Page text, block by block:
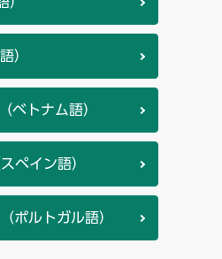
）
ベトナム語）
ペイン語）
ポルトガル語）